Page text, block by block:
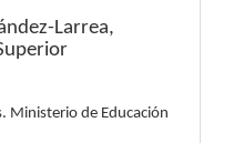
Larrea,
Ministerio de Educación